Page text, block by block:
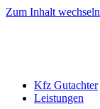
Zum Inhalt wechseln
Kfz Gutachter
Leistungen